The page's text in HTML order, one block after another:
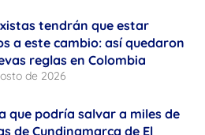
tendrán que estar
a este cambio: así quedaron
reglas en Colombia
de 2026
que podría salvar a miles de
de Cundinamarca de El